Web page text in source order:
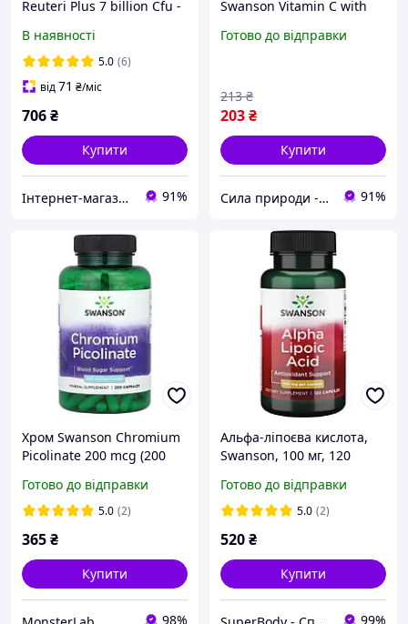
Reuteri Plus 7 billion Cfu -
В наявності
5.0 (6)
від71 ₴/міс
706₴
Купити
Інтернет-магазин "DJINI" 91%
Swanson Vitamin C with
Готово до відправки
203₴
213 ₴
Купити
Сила природи - Здорова Родина 91%
Хром Swanson Chromium
Picolinate 200 mcg (200
Готово до відправки
5.0 (2)
365₴
Купити
98%
Альфа-ліпоєва кислота,
Swanson, 100 мг, 120
Готово до відправки
5.0 (2)
520₴
Купити
99%